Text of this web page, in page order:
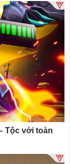
Tộc với toàn